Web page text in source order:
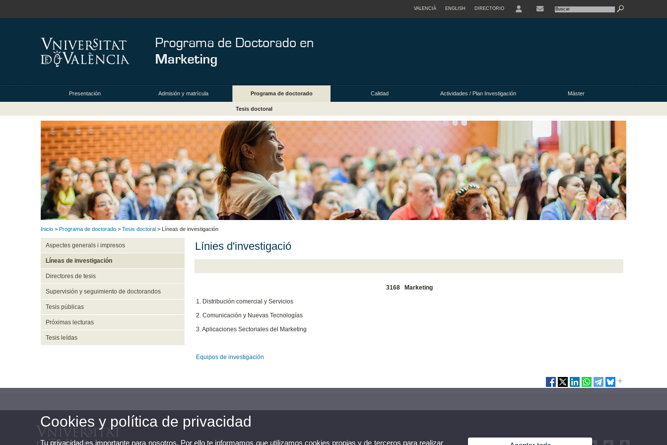
VALENCIÀ ENGLISH DIRECTORIO
Presentación Admisión y matrícula Programa de doctorado Calidad Actividades / Plan Investigación Máster
Tesis doctoral
Inicio > Programa de doctorado > Tesis doctoral > Líneas de investigación
Aspectes generals i impresos
Líneas de investigación
Directores de tesis
Supervisión y seguimiento de doctorandos
Tesis públicas
Próximas lecturas
Tesis leídas
Línies d'investigació
3168 Marketing
1. Distribución comercial y Servicios
2. Comunicación y Nuevas Tecnologías
3. Aplicaciones Sectoriales del Marketing
Equipos de investigación
Cookies y política de privacidad
Tu privacidad es importante para nosotros. Por ello te informamos que utilizamos cookies propias y de terceros para realizar